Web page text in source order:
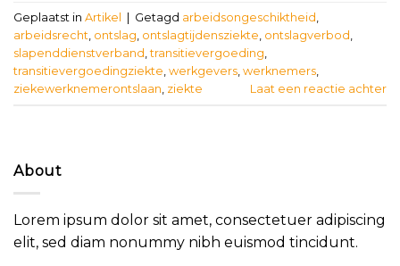
Geplaatst in Artikel | Getagd arbeidsongeschiktheid
arbeidsrecht ontslag ontslagtijdensziekte ontslagverbod
slapenddienstverband ,transitievergoeding
transitievergoedingziekte werkgevers werknemers
ziekewerknemerontslaan ziekte Laat een reactie achter
About
Lorem ipsum dolor sit amet, consectetuer adipiscing
elit, sed diam nonummy nibh euismod tincidunt.